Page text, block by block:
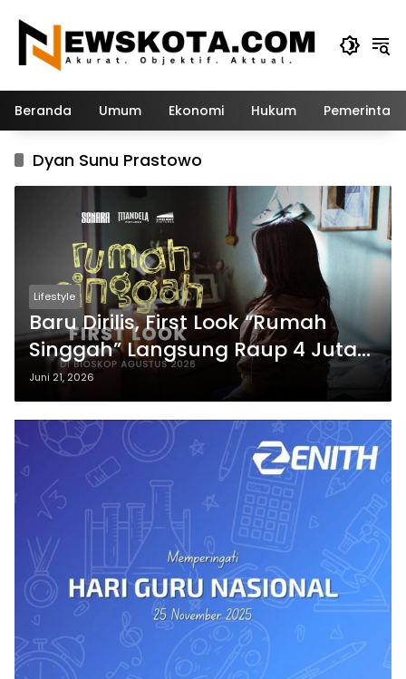
konten
Beranda Umum Ekonomi Hukum
Dyan Sunu Prastowo
Lifestyle
Baru Dirilis, First Look “Rumah
Singgah” Langsung Raup 4 Juta
Tayangan
Juni 21, 2026